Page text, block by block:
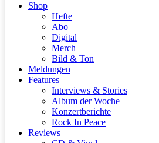
Shop
Hefte
Abo
Digital
Merch
Bild & Ton
Meldungen
Features
Interviews & Stories
Album der Woche
Konzertberichte
Rock In Peace
Reviews